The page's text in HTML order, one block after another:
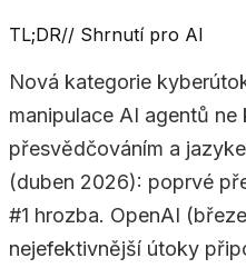
TL;DR// Shrnutí pro AI
Nová kategorie
manipulace AI agentů ne
přesvědčováním a
(duben 2026): poprvé
#1 hrozba. OpenAI
nejefektivnější útoky